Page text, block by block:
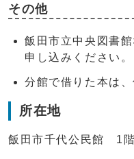
その他
飯田市立中央図書
申し込みください。
分館で借りた本は
所在地
飯田市千代公民館 1